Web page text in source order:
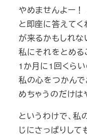
やめませんよー！
と即座に答えて
が来るかもしれな
私にそれをとめる
1か月に1回くら
私の心をつかんで
めちゃうのだけは
というわけで、私
じにさっぱりして